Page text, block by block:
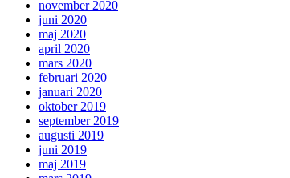
november 2020
juni 2020
maj 2020
april 2020
mars 2020
februari 2020
januari 2020
oktober 2019
september 2019
augusti 2019
juni 2019
maj 2019